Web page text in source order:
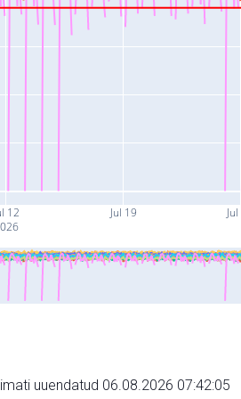
12 Jul 19
uuendatud 06.08.2026 07:42:05